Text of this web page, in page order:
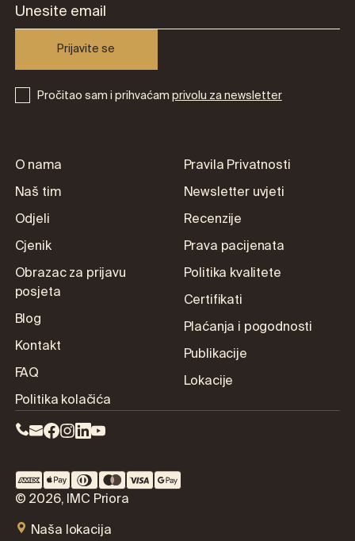
Prijavite se
Pročitao sam i prihvaćamprivolu za newsletter
O nama
Naš tim
Odjeli
Cjenik
Obrazac za prijavu
posjeta
Blog
Kontakt
FAQ
Politika kolačića
Pravila Privatnosti
Newsletter uvjeti
Recenzije
Prava pacijenata
Politika kvalitete
Certifikati
Plaćanja i pogodnosti
Publikacije
Lokacije
© 2026, IMC Priora
Naša lokacija